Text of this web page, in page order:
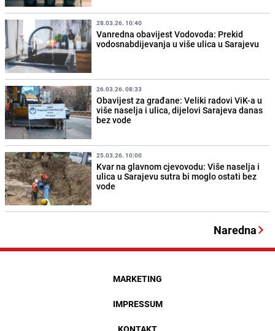
28.03.26. 10:40
Vanredna obavijest Vodovoda: Prekid
vodosnabdijevanja u više ulica u Sarajevu
26.03.26. 08:33
Obavijest za građane: Veliki radovi ViK-a u
više naselja i ulica, dijelovi Sarajeva danas
bez vode
25.03.26. 10:00
Kvar na glavnom cjevovodu: Više naselja i
ulica u Sarajevu sutra bi moglo ostati bez
vode
Naredna
MARKETING
IMPRESSUM